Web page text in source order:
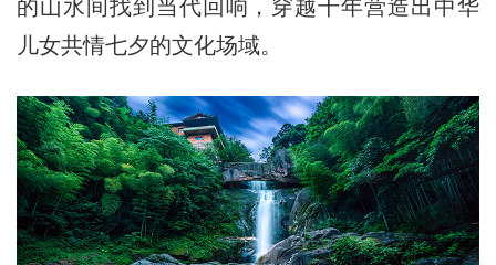
的山水间找到当代回响，穿越千年营造出中华
儿女共情七夕的文化场域。